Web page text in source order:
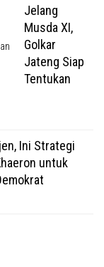
Jelang
Musda XI,
Golkar
Jateng Siap
Tentukan
Ini Strategi
untuk